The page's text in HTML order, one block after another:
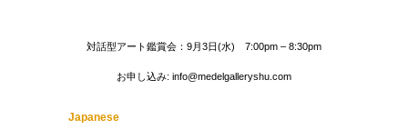
対話型アート鑑賞会：9月3日(水) 7:00pm – 8:30pm
お申し込み: info@medelgalleryshu.com
Japanese